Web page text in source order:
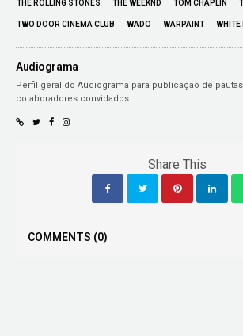
THE ROLLING STONES THE WEEKND TOM CHAPLIN
TWO DOOR CINEMA CLUB WADO WARPAINT WHITE
Audiograma
Perfil geral do Audiograma para publicação de
colaboradores convidados.
Share This
COMMENTS (0)